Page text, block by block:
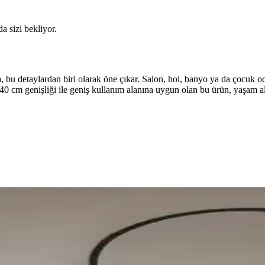
sizi bekliyor.
detaylardan biri olarak öne çıkar. Salon, hol, banyo ya da çocuk
genişliği ile geniş kullanım alanına uygun olan bu ürün, yaşam
detaylı karşılaştırması, estetik ve fonksiyonellik açısından
Ayna 75x55 Karşılaştırması
Ayna 75x55 modellerini boyut, çerçeve malzemesi, ayna